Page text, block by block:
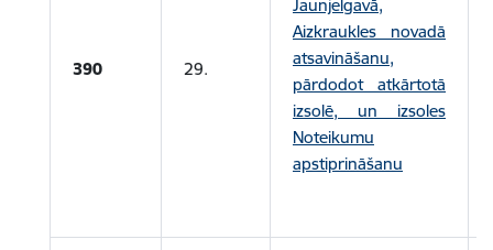
390 29.
Jaunjelgavā,
Aizkraukles novadā
atsavināšanu,
pārdodot atkārtotā
izsolē, un izsoles
Noteikumu
apstiprināšanu